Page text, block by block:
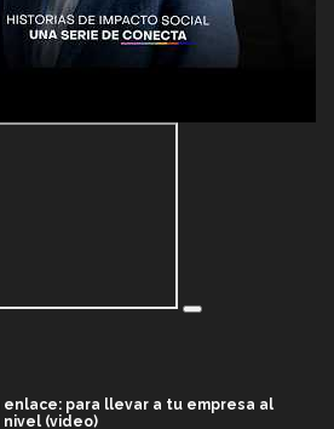
enlace: para llevar a tu empresa al
(video)